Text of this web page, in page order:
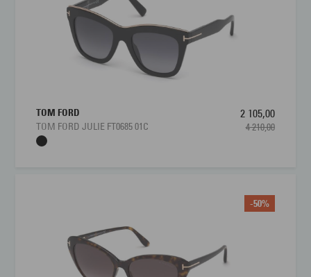
TOM FORD
TOM FORD JULIE FT0685 01C
2 105,00
4 210,00
-50%